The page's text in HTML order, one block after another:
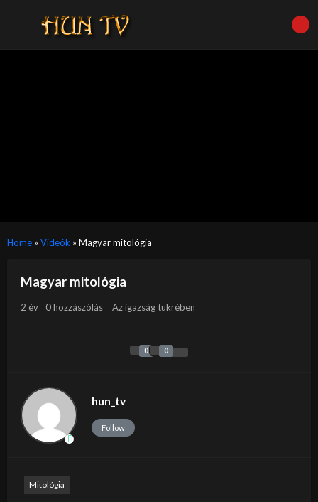
Home» Videók » Magyar mitológia
Magyar mitológia
2 év 0 hozzászólás Az igazság tükrében
0 0
hun_tv
Follow
Mitológia